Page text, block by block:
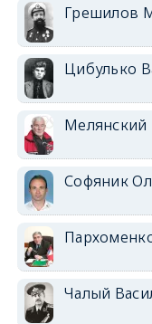
Грешилов
Цибулько
Софяник
Чалый